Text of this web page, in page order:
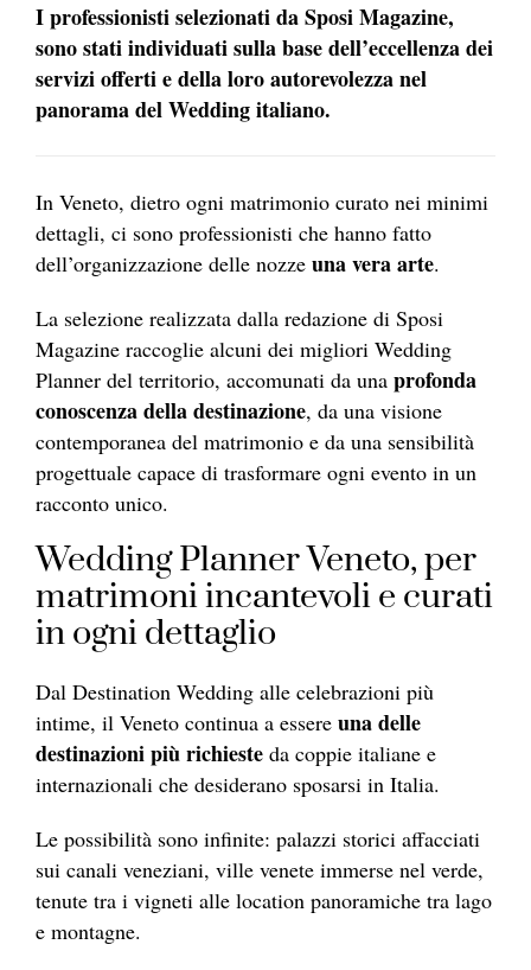
I professionisti selezionati da Sposi Magazine,
sono stati individuati sulla base dell’eccellenza dei
servizi offerti e della loro autorevolezza nel
panorama del Wedding italiano.
In Veneto, dietro ogni matrimonio curato nei minimi
dettagli, ci sono professionisti che hanno fatto
dell’organizzazione delle nozze una vera arte.
La selezione realizzata dalla redazione di Sposi
Magazine raccoglie alcuni dei migliori Wedding
Planner del territorio, accomunati da una profonda
conoscenza della destinazione, da una visione
contemporanea del matrimonio e da una sensibilità
progettuale capace di trasformare ogni evento in un
racconto unico.
Wedding Planner Veneto, per
matrimoni incantevoli e curati
in ogni dettaglio
Dal Destination Wedding alle celebrazioni più
intime, il Veneto continua a essere una delle
destinazioni più richieste da coppie italiane e
internazionali che desiderano sposarsi in Italia.
Le possibilità sono infinite: palazzi storici affacciati
sui canali veneziani, ville venete immerse nel verde,
tenute tra i vigneti alle location panoramiche tra lago
e montagne.